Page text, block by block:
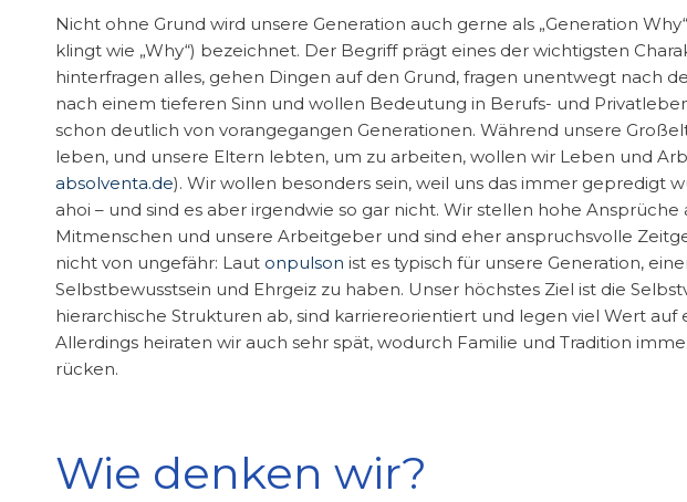
Nicht ohne Grund wird unsere Generation auch gerne als „Generation Why“
klingt wie „Why“) bezeichnet. Der Begriff prägt eines der wichtigsten
hinterfragen alles, gehen Dingen auf den Grund, fragen unentwegt nach
nach einem tieferen Sinn und wollen Bedeutung in Berufs- und
schon deutlich von vorangegangen Generationen. Während unsere
leben, und unsere Eltern lebten, um zu arbeiten, wollen wir Leben und
absolventa.de). Wir wollen besonders sein, weil uns das immer gepredigt
ahoi – und sind es aber irgendwie so gar nicht. Wir stellen hohe Ansprüche
Mitmenschen und unsere Arbeitgeber und sind eher anspruchsvolle
nicht von ungefähr: Laut onpulson ist es typisch für unsere Generation,
Selbstbewusstsein und Ehrgeiz zu haben. Unser höchstes Ziel ist die
hierarchische Strukturen ab, sind karriereorientiert und legen viel Wert auf
Allerdings heiraten wir auch sehr spät, wodurch Familie und Tradition
rücken.
Wie denken wir?